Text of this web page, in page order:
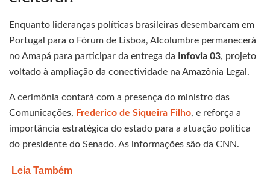
Enquanto lideranças políticas brasileiras desembarcam em
Portugal para o Fórum de Lisboa, Alcolumbre permanecerá
no Amapá para participar da entrega da
Infovia 03, projeto
voltado à ampliação da conectividade na Amazônia Legal.
A cerimônia contará com a presença do ministro das
Comunicações, Frederico de Siqueira Filho, e reforça a
importância estratégica do estado para a atuação política
do presidente do Senado. As informações são da CNN.
Leia Também